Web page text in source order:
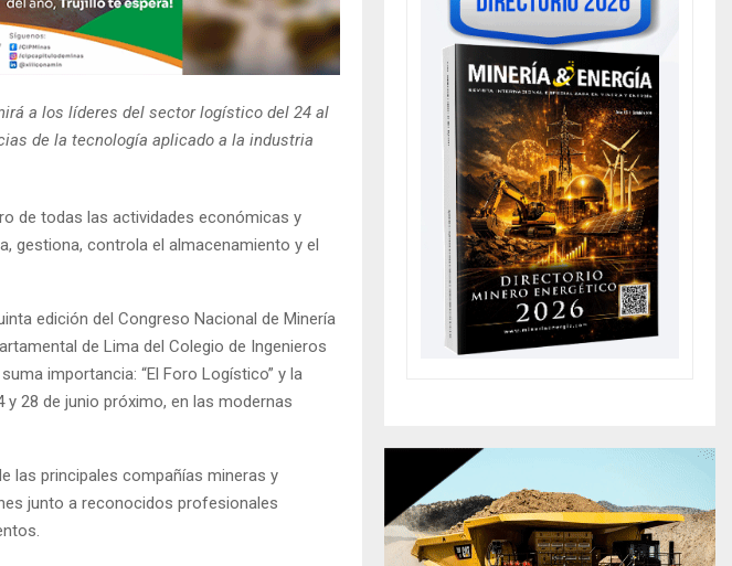
a los líderes del sector logístico del 24 al
de la tecnología aplicado a la industria
de todas las actividades económicas y
gestiona, controla el almacenamiento y el
edición del Congreso Nacional de Minería
de Lima del Colegio de Ingenieros
importancia: “El Foro Logístico” y la
y 28 de junio próximo, en las modernas
las principales compañías mineras y
junto a reconocidos profesionales